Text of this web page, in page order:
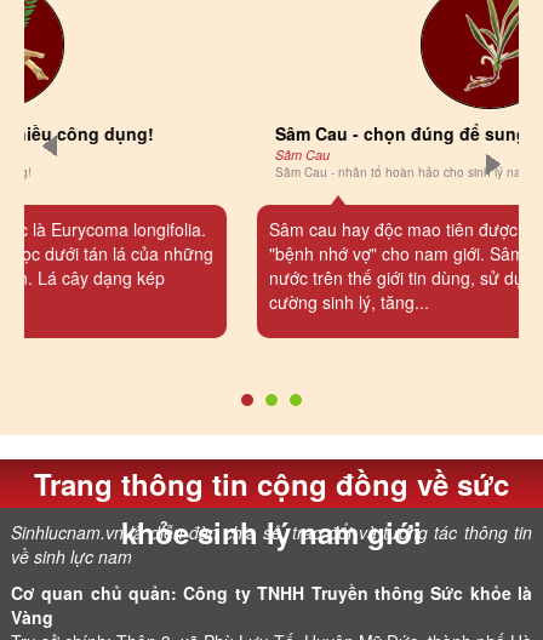
Nhung hươu Bắc Cực – Bí kíp vàng cho sức khỏe
Nhung hươu Bắc Cực – Bí kíp vàng cho sức khỏe quý ông
Nhung hươu đã có mặt trong các bài thuốc bổ thận,
tráng dương, tăng cường sức khỏe từ 2000 năm
trước. Nhung hươu có tác dụng bổ thận, tráng dương,
sinh tinh, ích huyết, mạnh gân xương, giảm m...
Trang thông tin cộng đồng về sức
khỏe sinh lý nam giới
Sinhlucnam.vn là diễn đàn chia sẻ, trao đổi và tương tác thông tin
về sinh lực nam
Cơ quan chủ quản: Công ty TNHH Truyền thông Sức khỏe là
Vàng